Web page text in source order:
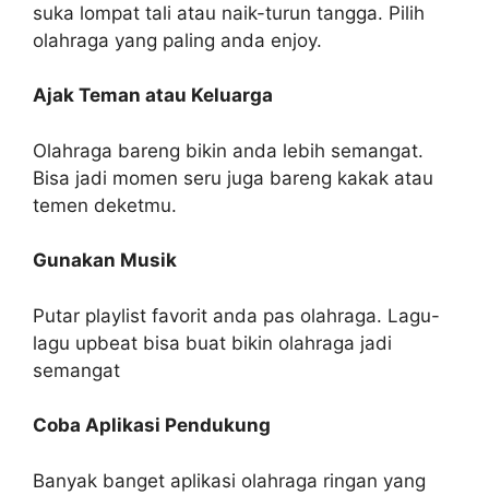
suka lompat tali atau naik-turun tangga. Pilih
olahraga yang paling anda enjoy.
Ajak Teman atau Keluarga
Olahraga bareng bikin anda lebih semangat.
Bisa jadi momen seru juga bareng kakak atau
temen deketmu.
Gunakan Musik
Putar playlist favorit anda pas olahraga. Lagu-
lagu upbeat bisa buat bikin olahraga jadi
semangat
Coba Aplikasi Pendukung
Banyak banget aplikasi olahraga ringan yang